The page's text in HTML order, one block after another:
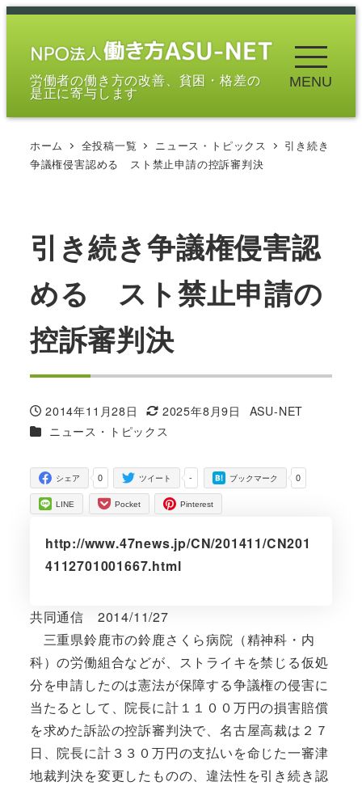
メ
労働者の働き方の改善、貧困・格差の
是正に寄与します
MENU
ホーム 全投稿一覧 ニュース・トピックス
引き続き
争議権侵害認める スト禁止申請の控訴審判決
引き続き争議権侵害認
める スト禁止申請の
控訴審判決
投稿日
2014年11月28日
更新日
2025年8月9日
著
ASU-NET
カテゴリー
ニュース・トピックス
0
シェア -
ツイート 0
ブックマーク
LINE Pocket Pinterest
http://www.47news.jp/CN/201411/CN201
4112701001667.html
共同通信 2014/11/27
三重県鈴鹿市の鈴鹿さくら病院（精神科・内
科）の労働組合などが、ストライキを禁じる仮処
分を申請したのは憲法が保障する争議権の侵害に
当たるとして、院長に計１１００万円の損害賠償
を求めた訴訟の控訴審判決で、名古屋高裁は２７
日、院長に計３３０万円の支払いを命じた一審津
地裁判決を変更したものの、違法性を引き続き認